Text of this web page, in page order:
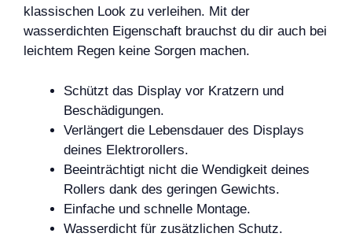
klassischen Look zu verleihen. Mit der
wasserdichten Eigenschaft brauchst du dir auch bei
leichtem Regen keine Sorgen machen.
Schützt das Display vor Kratzern und
Beschädigungen.
Verlängert die Lebensdauer des Displays
deines Elektrorollers.
Beeinträchtigt nicht die Wendigkeit deines
Rollers dank des geringen Gewichts.
Einfache und schnelle Montage.
Wasserdicht für zusätzlichen Schutz.